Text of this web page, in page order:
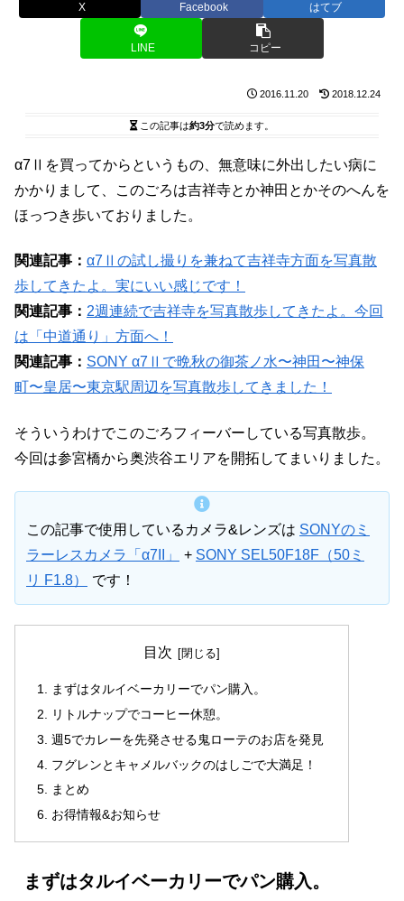
X Facebook はてブ
LINE コピー
2016.11.20 2018.12.24
この記事は約3分で読めます。
α7Ⅱを買ってからというもの、無意味に外出したい病に
かかりまして、このごろは吉祥寺とか神田とかそのへんを
ほっつき歩いておりました。
関連記事： α7Ⅱの試し撮りを兼ねて吉祥寺方面を写真散
歩してきたよ。実にいい感じです！
関連記事： 2週連続で吉祥寺を写真散歩してきたよ。今回
は「中道通り」方面へ！
関連記事： SONY α7Ⅱで晩秋の御茶ノ水〜神田〜神保
町〜皇居〜東京駅周辺を写真散歩してきました！
そういうわけでこのごろフィーバーしている写真散歩。
今回は参宮橋から奥渋谷エリアを開拓してまいりました。
この記事で使用しているカメラ&レンズは SONYのミ
ラーレスカメラ「α7II」
+ SONY SEL50F18F（50ミ
リ F1.8）
です！
目次
まずはタルイベーカリーでパン購入。
リトルナップでコーヒー休憩。
週5でカレーを先発させる鬼ローテのお店を発見
フグレンとキャメルバックのはしごで大満足！
まとめ
お得情報&お知らせ
まずはタルイベーカリーでパン購入。